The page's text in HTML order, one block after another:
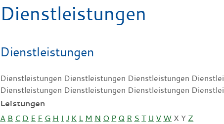
Dienstleistungen
Dienstleistungen
Dienstleistungen Dienstleistungen Dienstleistungen
Dienstleistungen Dienstleistungen Dienstleistungen
Leistungen
A B C D E F G H I J K L M N O P Q R S T U V W X Y Z